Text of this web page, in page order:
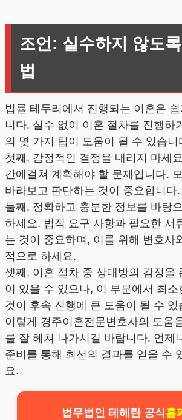
조언: 실수하지 않도
법
법률 테두리에서 진행되는 이혼은
니다. 실수 없이 이혼 절차를 진행하
의 몇 가지 팁이 도움이 될 수 있습니
첫째, 감정적인 결정을 내리지 마세
간에걸쳐 계획해야 할 문제입니다.
바라보고 판단하는 것이 중요합니다.
둘째, 정확하고 충분한 정보를 바탕
하세요. 법적 요구 사항과 필요한 서
는 것이 중요하며, 이를 위해 변호사
적으로 하세요.
셋째, 이혼 절차 중 상대방의 감정을
이 있을 수 있으나, 이 부분에서 최
것이 후속 진행에 큰 도움이 될 수 있
이렇게 경주이혼전문변호사의 도움
를 잘 헤쳐 나가시길 바랍니다. 언제
준비를 통해 최선의 결과를 얻을 수
요.
법무법인 테헤란 공식홈